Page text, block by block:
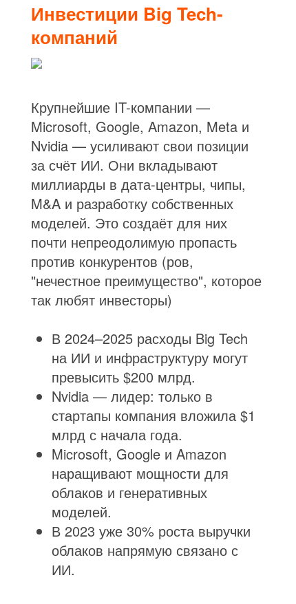
Инвестиции Big Tech-
компаний
Крупнейшие IT-компании —
Microsoft, Google, Amazon, Meta и
Nvidia — усиливают свои позиции
за счёт ИИ. Они вкладывают
миллиарды в дата-центры, чипы,
M&A и разработку собственных
моделей. Это создаёт для них
почти непреодолимую пропасть
против конкурентов (ров,
"нечестное преимущество", которое
так любят инвесторы)
В 2024–2025 расходы Big Tech
на ИИ и инфраструктуру могут
превысить $200 млрд.
Nvidia — лидер: только в
стартапы компания вложила $1
млрд с начала года.
Microsoft, Google и Amazon
наращивают мощности для
облаков и генеративных
моделей.
В 2023 уже 30% роста выручки
облаков напрямую связано с
ИИ.